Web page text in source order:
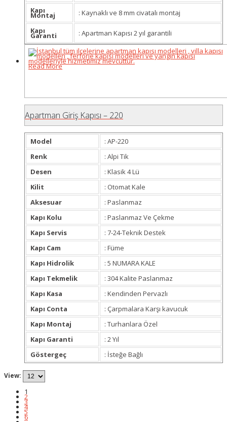
Kapı
Montaj
: Kaynaklı ve 8 mm civatalı montaj
Kapı
Garanti : Apartman Kapısı 2 yıl garantili
Read More
Apartman Giriş Kapısı – 220
Model
: AP-220
Renk
: Alpi Tik
Desen
: Klasik 4 Lü
Kilit
: Otomat Kale
Aksesuar
: Paslanmaz
Kapı Kolu
: Paslanmaz Ve Çekme
Kapı Servis
: 7-24-Teknik Destek
Kapı Cam
: Füme
Kapı Hidrolik
: 5 NUMARA KALE
Kapı Tekmelik
: 304 Kalite Paslanmaz
Kapı Kasa
: Kendinden Pervazlı
Kapı Conta
: Çarpmalara Karşı kavucuk
Kapı Montaj
: Turhanlara Özel
Kapı Garanti
: 2 Yıl
Göstergeç
: İsteğe Bağlı
View:
1
2
3
4
5
6